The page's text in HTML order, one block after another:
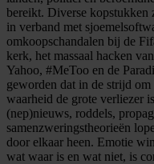
bereikt. Diverse kopstukken
in verband met
omkoopschandalen bij de
kerk, het massaal hacken
Yahoo, #MeToo en de
geworden dat in de strijd
waarheid de grote verliezer
(nep)nieuws, roddels,
samenzweringstheorieën
door elkaar heen. Emotie
wat waar is en wat niet, is